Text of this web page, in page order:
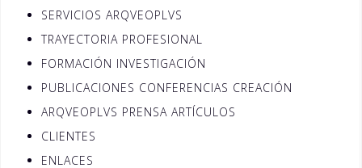
SERVICIOS ARQVEOPLVS
TRAYECTORIA PROFESIONAL
FORMACIÓN INVESTIGACIÓN
PUBLICACIONES CONFERENCIAS CREACIÓN
ARQVEOPLVS PRENSA ARTÍCULOS
CLIENTES
ENLACES